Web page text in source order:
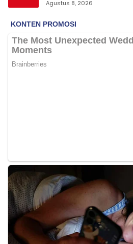
Agustus 8, 2026